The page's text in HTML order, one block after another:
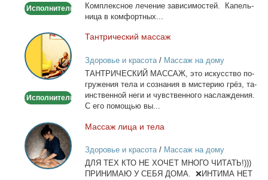
Исполнитель
Ком­плекс­ное ле­че­ние за­ви­си­мо­стей. Ка­пель­
ни­ца в ком­форт­ных...
Тантрический
массаж
Исполнитель
Тан­три­че­ский мас­саж
Здоровье и красота/ Массаж на дому
ТАНТРИЧЕСКИЙ МАССАЖ, это ис­кус­ство по­
гру­же­ния те­ла и со­зна­ния в ми­сте­рию грёз, та­
ин­ствен­ной неги и чув­ствен­но­го на­сла­жде­ния.
С его по­мо­щью вы...
Массаж
лица
и
тела
Мас­саж ли­ца и те­ла
Здоровье и красота/ Массаж на дому
ДЛЯ ТЕХ КТО НЕ ХОЧЕТ МНОГО ЧИТАТЬ!)))
ПРИНИМАЮ У СЕБЯ ДОМА. ❌ИНТИМА НЕТ